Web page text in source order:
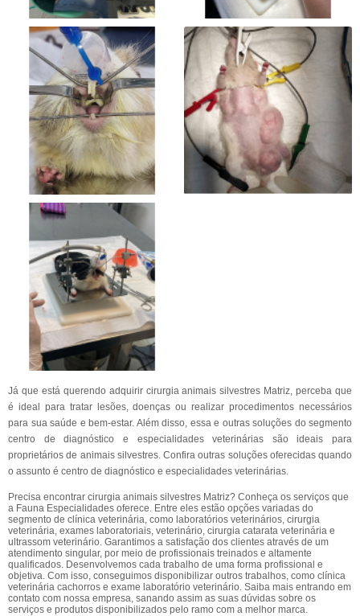
Já que está querendo adquirir cirurgia animais silvestres Matriz, perceba que
é ideal para tratar lesões, doenças ou realizar procedimentos necessários
para sua saúde e bem-estar. Além disso, essa e outras soluções do segmento
centro de diagnóstico e especialidades veterinárias são ideais para
proprietários de animais silvestres. Confira outras soluções oferecidas quando
o assunto é centro de diagnóstico e especialidades veterinárias.
Precisa encontrar cirurgia animais silvestres Matriz? Conheça os serviços que
a Fauna Especialidades oferece. Entre eles estão opções variadas do
segmento de clínica veterinária, como laboratórios veterinários, cirurgia
veterinária, exames laboratoriais, veterinário, cirurgia catarata veterinária e
ultrassom veterinário. Garantimos a satisfação dos clientes através de um
atendimento singular, por meio de profissionais treinados e altamente
qualificados. Desenvolvemos cada trabalho de uma forma profissional e
objetiva. Com isso, conseguimos disponibilizar outros trabalhos, como clínica
veterinária cachorros e exame laboratório veterinário. Saiba mais entrando em
contato com nossa empresa, sanando assim as suas dúvidas sobre os
serviços e produtos disponibilizados pelo ramo com a melhor marca.